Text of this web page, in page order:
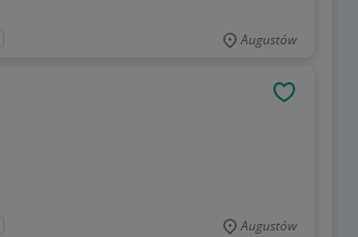
Augustów
Augustów